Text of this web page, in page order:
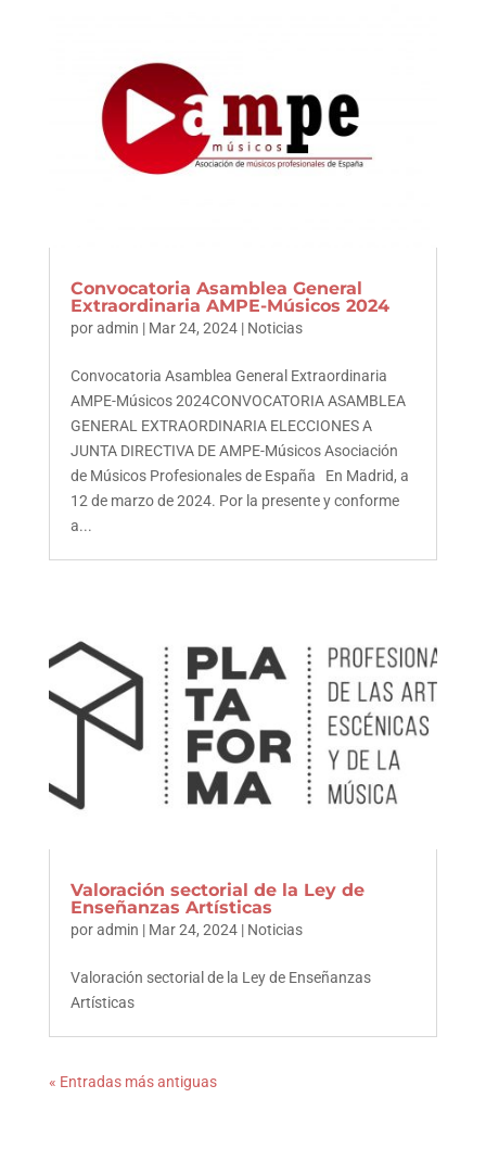
Convocatoria Asamblea General
Extraordinaria AMPE-Músicos 2024
poradmin | Mar 24, 2024| Noticias
Convocatoria Asamblea General Extraordinaria
AMPE-Músicos 2024CONVOCATORIA ASAMBLEA
GENERAL EXTRAORDINARIA ELECCIONES A
JUNTA DIRECTIVA DE AMPE-Músicos Asociación
de Músicos Profesionales de España En Madrid, a
12 de marzo de 2024. Por la presente y conforme
a...
Valoración sectorial de la Ley de
Enseñanzas Artísticas
poradmin | Mar 24, 2024| Noticias
Valoración sectorial de la Ley de Enseñanzas
Artísticas
« Entradas más antiguas